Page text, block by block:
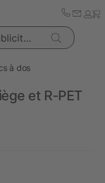
à dos
et R-PET